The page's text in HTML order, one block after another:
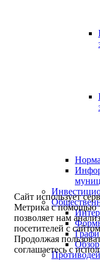
Сайт использует
Метрика с помощью
позволяет нам
посетителей с
Продолжая
соглашаетесь с